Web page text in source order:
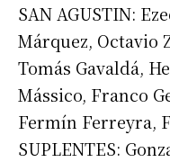
SAN AGUSTIN:
Márquez, Octavio
Tomás Gavaldá,
Mássico, Franco
Fermín Ferreyra,
SUPLENTES: